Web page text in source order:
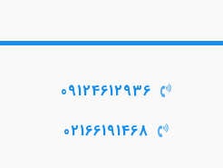
09124612936
02166191468